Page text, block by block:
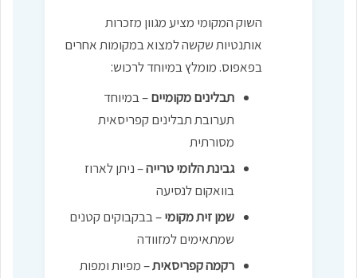
השוק המקומי מציע מגוון מזכרות
אותנטיות שקשה למצוא במקומות אחרים
בפאפוס. מומלץ במיוחד לרכוש:
תבלינים מקומיים– במיוחד
תערובת תבלינים קפריסאית
מסורתית
גבינת הלומי טרייה– ניתן לארוז
בוואקום לנסיעה
שמן זית מקומי– בבקבוקים קטנים
שמתאימים למזוודה
רקמה קפריסאית– מפיות ומפות